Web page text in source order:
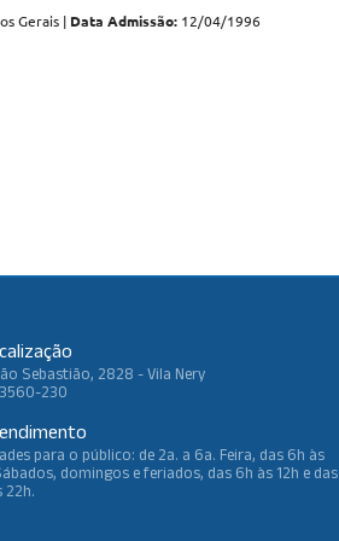
Gerais | Data Admissão:12/04/1996
Sebastião, 2828 - Vila Nery
230
para o público: de 2a. a 6a. Feira, das 6h às
domingos e feriados, das 6h às 12h e das
22h.